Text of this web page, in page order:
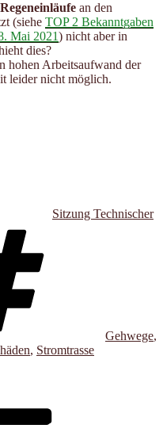
Regeneinläufe an den
(siehe TOP 2 Bekanntgaben
Mai 2021) nicht aber in
dies?
hohen Arbeitsaufwand der
leider nicht möglich.
Sitzung Technischer
Gehwege,
, Stromtrasse